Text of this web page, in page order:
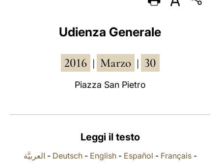
PORTUGUÊS
Udienza Generale
2016 Marzo 30
Piazza San Pietro
Leggi il testo
العربيَّة - Deutsch- English- Español - Français-